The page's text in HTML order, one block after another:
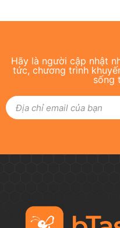
Hãy là người cập nhật
tức, chương trình
sống